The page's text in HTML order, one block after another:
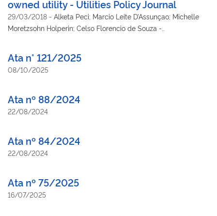
owned utility - Utilities Policy Journal
29/03/2018 - Alketa Peci; Marcio Leite D’Assunçao; Michelle
Moretzsohn Holperin; Celso Florencio de Souza -
Ata n° 121/2025
08/10/2025
Ata nº 88/2024
22/08/2024
Ata nº 84/2024
22/08/2024
Ata nº 75/2025
16/07/2025